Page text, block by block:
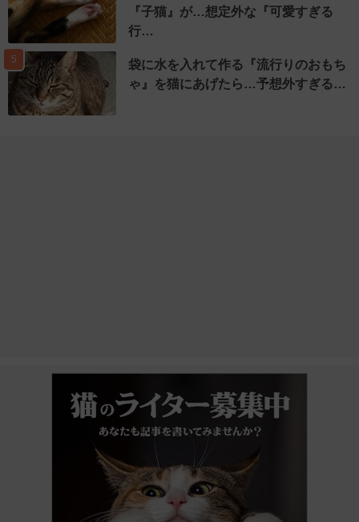
『子猫』が…想定外な『可愛すぎる
行…
5
袋に水を入れて作る『流行りのおもち
ゃ』を猫にあげたら…予想外すぎる…